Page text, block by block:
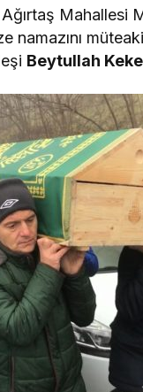
Mahallesi
namazını
Beytullah